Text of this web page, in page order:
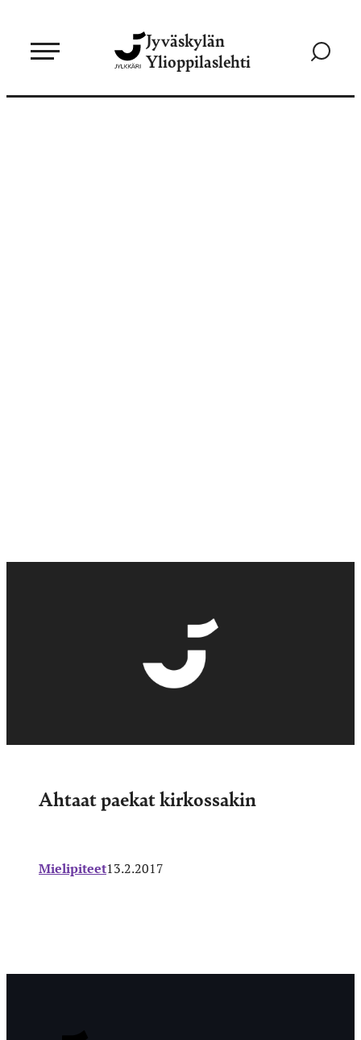
sisältöön
Jyväskylän
Ylioppilaslehti
Siirry
Ahtaat paekat kirkossakin
Mielipiteet13.2.2017